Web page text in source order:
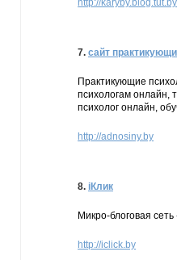
http://karyby.blog.tut.by
7. сайт
Практикующие
психологам онлайн,
психолог онлайн,
http://adnosiny.by
8. iКлик
Микро-блоговая
http://iclick.by